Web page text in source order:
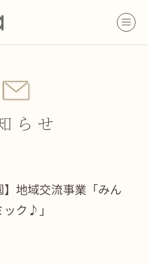
らせ
】地域交流事業「みん
ク♪」